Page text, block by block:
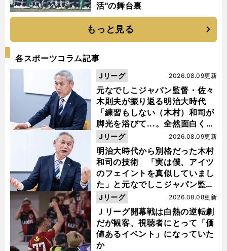
活"の舞台裏
もっと見る
各スポーツコラム記事
元なでしこジャパン監督・佐々
木則夫が振り返る明治大時代
「練習もしない（木村）和司が
脚光を浴びて...。全然面白くな
い４年間でした」
2026.08.09更新
Jリーグ
明治大時代から別格だった木村
和司の技術 「実は僕、アイツ
のフェイントを真似していまし
た」と元なでしこジャパン監
督・佐々木則夫
2026.08.09更新
Jリーグ
Ｊリーグ開幕戦は白熱の逆転劇
だが観客、視聴者にとって「価
値あるイベント」になっていた
か
2026.08.08更新
Jリーグ